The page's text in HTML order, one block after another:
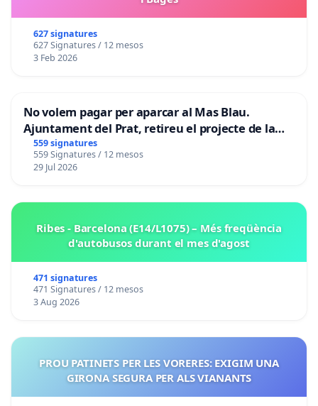
627 signatures
627 Signatures / 12 mesos
3 Feb 2026
No volem pagar per aparcar al Mas Blau.
Ajuntament del Prat, retireu el projecte de la
zona taronja.
559 signatures
559 Signatures / 12 mesos
29 Jul 2026
Ribes - Barcelona (E14/L1075) – Més freqüència
d'autobusos durant el mes d'agost
471 signatures
471 Signatures / 12 mesos
3 Aug 2026
PROU PATINETS PER LES VORERES: EXIGIM UNA
GIRONA SEGURA PER ALS VIANANTS